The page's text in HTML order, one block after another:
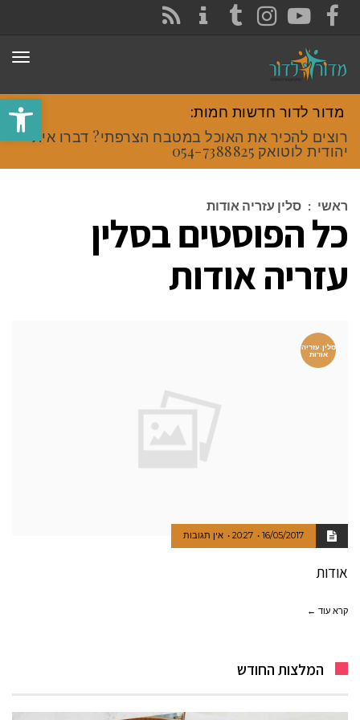
פתח
FACEBOOK
YOUTUBE
INSTAGRAM
TUMBLR
מדור לדור חדשות חמות:
רוצים להכיר את האוכל במטבח הצרפתי? דברו איתי
יהודית לוטואק 054-7388825.
ראשי : סלין עזריה אודות
כל הפוסטים בסלין
עזריה אודות
סלין עזריה
אודות
16/05/2017
20:27 אין תגובות
אודות
קרא עוד ←
המלצות החודש